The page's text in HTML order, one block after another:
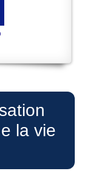
la vie